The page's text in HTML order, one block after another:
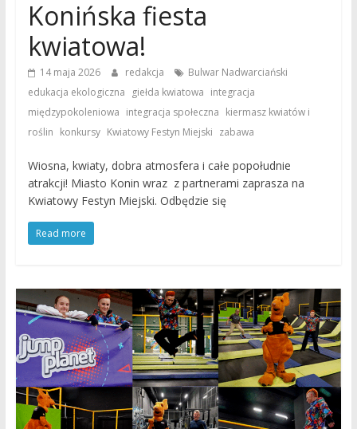
Konińska fiesta
kwiatowa!
14 maja 2026 redakcja Bulwar Nadwarciański
edukacja ekologiczna giełda kwiatowa integracja
międzypokoleniowa integracja społeczna kiermasz kwiatów i
roślin konkursy, Kwiatowy Festyn Miejski zabawa
Wiosna, kwiaty, dobra atmosfera i całe popołudnie
atrakcji! Miasto Konin wraz z partnerami zaprasza na
Kwiatowy Festyn Miejski. Odbędzie się
Read more